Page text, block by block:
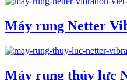
Máy rung Netter
Máy rung thủy lực